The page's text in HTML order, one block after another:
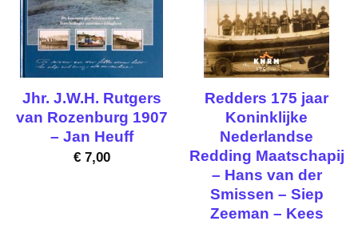
Jhr. J.W.H. Rutgers
van Rozenburg 1907
– Jan Heuff
€7,00
Redders 175 jaar
Koninklijke
Nederlandse
Redding Maatschapij
– Hans van der
Smissen – Siep
Zeeman – Kees